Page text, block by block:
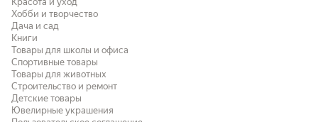
Хобби и творчество
Дача и сад
Книги
Товары для школы и офиса
Спортивные товары
Товары для животных
Строительство и ремонт
Детские товары
Ювелирные украшения